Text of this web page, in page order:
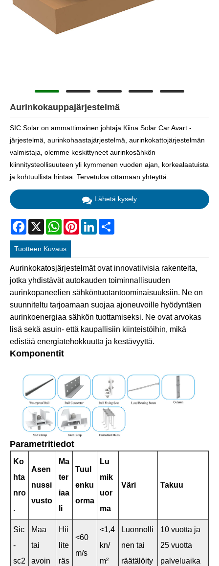
Aurinkokauppajärjestelmä
SIC Solar on ammattimainen johtaja Kiina Solar Car Avart -
järjestelmä, aurinkohaastajärjestelmä, aurinkokattojärjestelmän
valmistaja, olemme keskittyneet aurinkosähkön
kiinnitysteollisuuteen yli kymmenen vuoden ajan, korkealaatuista
ja kohtuullista hintaa. Tervetuloa ottamaan yhteyttä.
Lähetä kysely
Facebook
X WhatsAppPinterestLinkedIn
Tuotteen Kuvaus
Aurinkokatosjärjestelmät ovat innovatiivisia rakenteita,
jotka yhdistävät autokauden toiminnallisuuden
aurinkopaneelien sähköntuotantoominaisuuksiin. Ne on
suunniteltu tarjoamaan suojaa ajoneuvoille hyödyntäen
aurinkoenergiaa sähkön tuottamiseksi. Ne ovat arvokas
lisä sekä asuin- että kaupallisiin kiinteistöihin, mikä
edistää energiatehokkuutta ja kestävyyttä.
Komponentit
Parametritiedot
Ko
hta
nro
.
Asen
nussi
vusto
Ma
ter
iaa
li
Tuul
enku
orma
Lu
mik
uor
ma
Väri Takuu
Sic
-
sc2
Maa
tai
avoin
Hii
lite
räs
<60
m/s
<1,4
kn/
m²
Luonnolli
nen tai
räätälöity
10 vuotta ja
25 vuotta
palveluaika